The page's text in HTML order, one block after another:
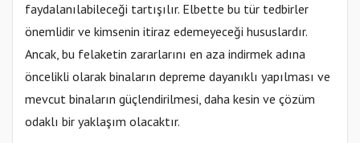
faydalanılabileceği tartışılır. Elbette bu tür tedbirler
önemlidir ve kimsenin itiraz edemeyeceği hususlardır.
Ancak, bu felaketin zararlarını en aza indirmek adına
öncelikli olarak binaların depreme dayanıklı yapılması ve
mevcut binaların güçlendirilmesi, daha kesin ve çözüm
odaklı bir yaklaşım olacaktır.